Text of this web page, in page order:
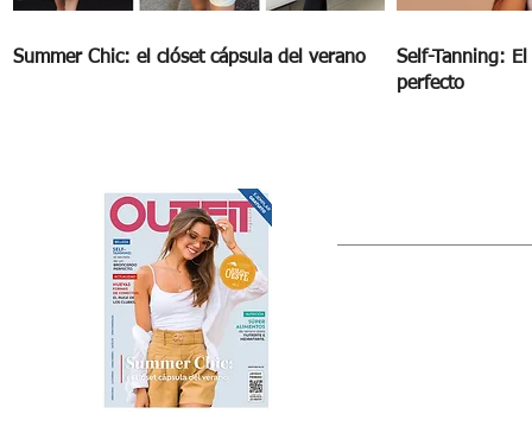
Summer Chic: el clóset cápsula del verano
Self-Tanning:
perfecto